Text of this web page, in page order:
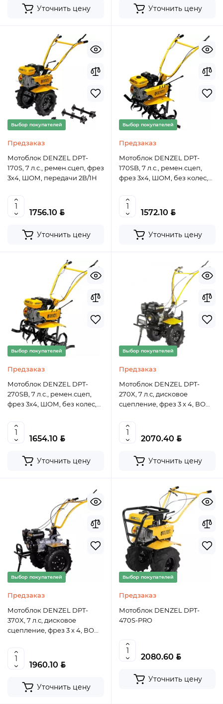
Уточнить цену Уточнить цену
Выбор покупателей
Предзаказ
Мотоблок DENZEL DPT-
170S, 7 л.с., ремен.сцеп, фрез
3х4, ШОМ, передачи 2В/1Н
1756.10 BYN
Уточнить цену
Выбор покупателей
Предзаказ
Мотоблок DENZEL DPT-
170SB, 7 л.с., ремен.сцеп,
фрез 3х4, ШОМ, без колес,
1572.10 BYN
Уточнить цену
Выбор покупателей
Предзаказ
Мотоблок DENZEL DPT-
270SB, 7 л.с., ремен.сцеп,
фрез 3х4, ШОМ, без колес,
1654.10 BYN
Уточнить цену
Выбор покупателей
Предзаказ
Мотоблок DENZEL DPT-
270X, 7 л.с, дисковое
сцепление, фрез 3 x 4, ВОМ,
2070.40 BYN
Уточнить цену
Выбор покупателей
Предзаказ
Мотоблок DENZEL DPT-
370X, 7 л.с, дисковое
сцепление, фрез 3 x 4, ВОМ,
1960.10 BYN
Уточнить цену
Выбор покупателей
Предзаказ
Мотоблок DENZEL DPT-
470S-PRO
2080.60 BYN
Уточнить цену